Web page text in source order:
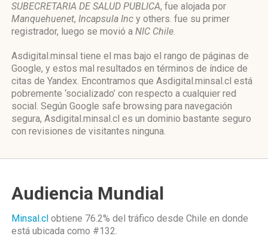
SUBECRETARIA DE SALUD PUBLICA, fue alojada por
Manquehuenet, Incapsula Inc y others. fue su primer
registrador, luego se movió a NIC Chile.
Asdigital.minsal tiene el mas bajo el rango de páginas de
Google, y estos mal resultados en términos de índice de
citas de Yandex. Encontramos que Asdigital.minsal.cl está
pobremente ‘socializado’ con respecto a cualquier red
social. Según Google safe browsing para navegación
segura, Asdigital.minsal.cl es un dominio bastante seguro
con revisiones de visitantes ninguna.
Audiencia Mundial
Minsal.cl obtiene 76.2% del tráfico desde Chile en donde
está ubicada como #132.